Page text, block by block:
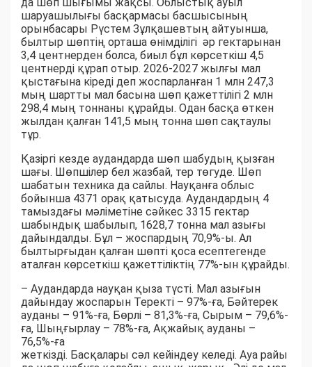
да шөп шығымы жақсы. Облыстық ауыл
шаруашылығы басқармасы басшысының
орынбасары Рүстем Зұлқашевтың айтуынша,
былтыр шөптің орташа өнімділігі әр гектарынан
3,4 центнерден болса, биыл бұл көрсеткіш 4,5
центнерді құрап отыр. 2026-2027 жылғы мал
қыстағына кіреді деп жоспарланған 1 млн 247,3
мың шартты мал басына шөп қажеттілігі 2 млн
298,4 мың тоннаны құрайды. Одан басқа өткен
жылдан қалған 141,5 мың тонна шөп сақтаулы
тұр.
Қазіргі кезде аудандарда шөп шабудың қызған
шағы. Шөпшілер бел жазбай, тер төгуде. Шөп
шабатын техника да сайлы. Науқанға облыс
бойынша 4371 орақ қатысуда. Аудандардың 4
тамыздағы мәліметіне сәйкес 3315 гектар
шабындық шабылып, 1628,7 тонна мал азығы
дайындалды. Бұл – жоспардың 70,9%-ы. Ал
былтырғыдан қалған шөпті қоса есептегенде
аталған көрсеткіш қажеттіліктің 77%-ын құрайды.
– Аудандарда науқан қыза түсті. Мал азығын
дайындау жоспарын Теректі – 97%-ға, Бәйтерек
ауданы – 91%-ға, Бөрлі – 81,3%-ға, Сырым – 79,6%-
ға, Шыңғырлау – 78%-ға, Ақжайық ауданы –
76,5%-ға
жеткізді. Басқалары сәл кейіндеу келеді. Ауа райы